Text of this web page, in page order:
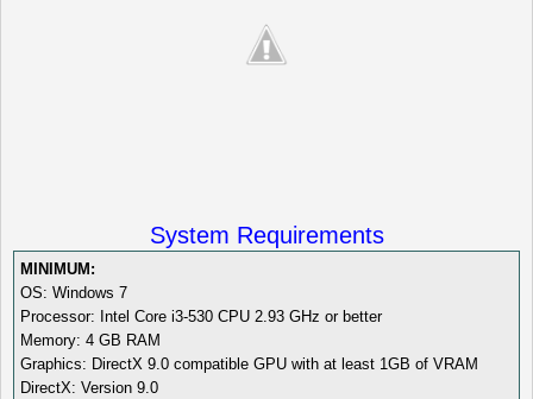
System Requirements
MINIMUM:
OS: Windows 7
Processor: Intel Core i3-530 CPU 2.93 GHz or better
Memory: 4 GB RAM
Graphics: DirectX 9.0 compatible GPU with at least 1GB of VRAM
DirectX: Version 9.0